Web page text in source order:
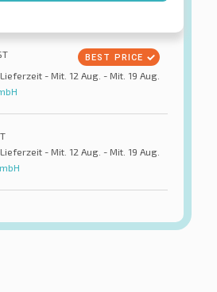
- Mit. 12 Aug. - Mit. 19 Aug.
- Mit. 12 Aug. - Mit. 19 Aug.